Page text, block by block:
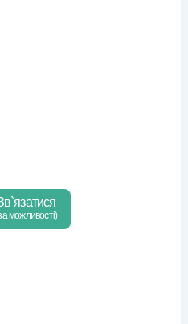
можливості)